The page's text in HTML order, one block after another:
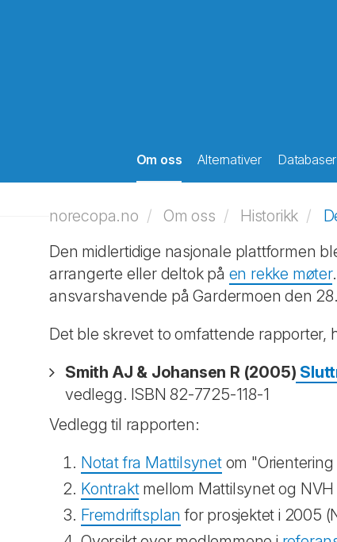
Om oss Alternativer Databaser
norecopa.no Om oss Historikk
Den midlertidige nasjonale plattformen
arrangerte eller deltok på en rekke møter
ansvarshavende på Gardermoen den
Det ble skrevet to omfattende
Smith AJ & Johansen R (2005)
vedlegg. ISBN 82-7725-118-1
Vedlegg til rapporten:
Notat fra Mattilsynetom
Kontraktmellom Mattilsynet og NVH
Fremdriftsplan for prosjektet i 2005